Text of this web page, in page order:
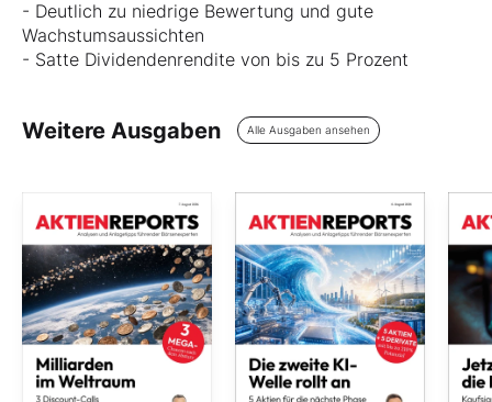
- Deutlich zu niedrige Bewertung und gute
Wachstumsaussichten
- Satte Dividendenrendite von bis zu 5 Prozent
Weitere Ausgaben Alle Ausgaben ansehen